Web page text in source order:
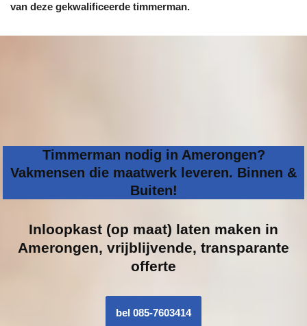
van deze gekwalificeerde timmerman.
Timmerman nodig in Amerongen?
Vakmensen die maatwerk leveren. Binnen &
Buiten!
Inloopkast (op maat) laten maken in
Amerongen, vrijblijvende, transparante
offerte
bel 085-7603414